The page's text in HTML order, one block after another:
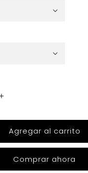
Aumentar
para
GREEN
GALAXY
Agregar al carrito
Comprar ahora